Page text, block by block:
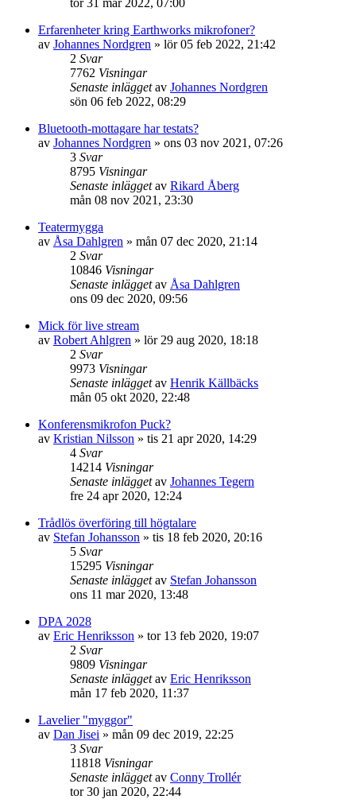
tor 31 mar 2022, 07:00
Erfarenheter kring Earthworks mikrofoner?
av Johannes Nordgren » lör 05 feb 2022, 21:42
2 Svar
7762 Visningar
Senaste inläggetav Johannes Nordgren
sön 06 feb 2022, 08:29
Bluetooth-mottagare har testats?
av Johannes Nordgren » ons 03 nov 2021, 07:26
3 Svar
8795 Visningar
Senaste inläggetav Rikard Åberg
mån 08 nov 2021, 23:30
Teatermygga
av Åsa Dahlgren » mån 07 dec 2020, 21:14
2 Svar
10846 Visningar
Senaste inläggetav Åsa Dahlgren
ons 09 dec 2020, 09:56
Mick för live stream
av Robert Ahlgren » lör 29 aug 2020, 18:18
2 Svar
9973 Visningar
Senaste inläggetav Henrik Källbäcks
mån 05 okt 2020, 22:48
Konferensmikrofon Puck?
av Kristian Nilsson » tis 21 apr 2020, 14:29
4 Svar
14214 Visningar
Senaste inläggetav Johannes Tegern
fre 24 apr 2020, 12:24
Trådlös överföring till högtalare
av Stefan Johansson » tis 18 feb 2020, 20:16
5 Svar
15295 Visningar
Senaste inläggetav Stefan Johansson
ons 11 mar 2020, 13:48
DPA 2028
av Eric Henriksson » tor 13 feb 2020, 19:07
2 Svar
9809 Visningar
Senaste inläggetav Eric Henriksson
mån 17 feb 2020, 11:37
Lavelier "myggor"
av Dan Jisei » mån 09 dec 2019, 22:25
3 Svar
11818 Visningar
Senaste inläggetav Conny Trollér
tor 30 jan 2020, 22:44